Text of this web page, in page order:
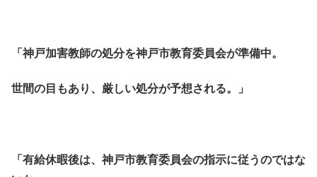
「神戸加害教師の処分を神戸市教育委員会が準備中。
世間の目もあり、厳しい処分が予想される。」
「有給休暇後は、神戸市教育委員会の指示に従うのではな